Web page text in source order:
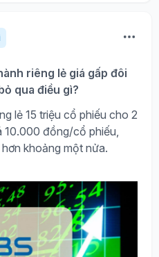
riêng lẻ giá gấp đôi
qua điều gì?
lẻ 15 triệu cổ phiếu cho 2
10.000 đồng/cổ phiếu,
khoảng một nửa.